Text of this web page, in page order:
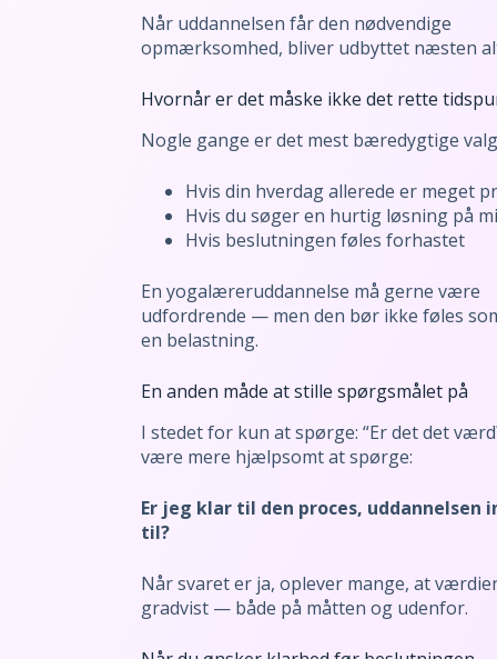
Når uddannelsen får den nødvendige
opmærksomhed, bliver udbyttet næsten
Hvornår er det måske ikke det rette
Nogle gange er det mest bæredygtige
Hvis din hverdag allerede er meget
Hvis du søger en hurtig løsning på
Hvis beslutningen føles forhastet
En yogalæreruddannelse må gerne være
udfordrende — men den bør ikke føles
en belastning.
En anden måde at stille spørgsmålet på
I stedet for kun at spørge: “Er det det
være mere hjælpsomt at spørge:
Er jeg klar til den proces, uddannelsen
til?
Når svaret er ja, oplever mange, at
gradvist — både på måtten og udenfor.